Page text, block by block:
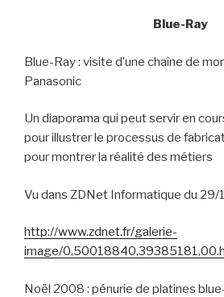
Blue-Ray
Blue-Ray : visite d’une chaîne de
Panasonic
Un diaporama qui peut servir en
pour illustrer le processus de
pour montrer la réalité des métiers
Vu dans ZDNet Informatique du 29/
http://www.zdnet.fr/galerie-
image/
Noël 2008 : pénurie de platines